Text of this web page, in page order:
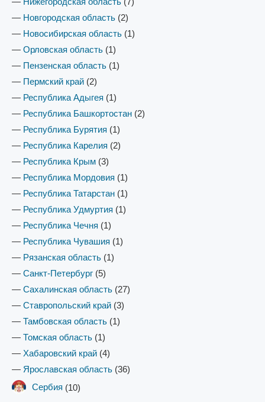
— Новгородская область (2)
— Новосибирская область (1)
— Орловская область (1)
— Пензенская область (1)
— Пермский край (2)
— Республика Адыгея (1)
— Республика Башкортостан (2)
— Республика Бурятия (1)
— Республика Карелия (2)
— Республика Крым (3)
— Республика Мордовия (1)
— Республика Татарстан (1)
— Республика Удмуртия (1)
— Республика Чечня (1)
— Республика Чувашия (1)
— Рязанская область (1)
— Санкт-Петербург (5)
— Сахалинская область (27)
— Ставропольский край (3)
— Тамбовская область (1)
— Томская область (1)
— Хабаровский край (4)
— Ярославская область (36)
Сербия (10)